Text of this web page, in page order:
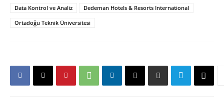
Data Kontrol ve Analiz
Dedeman Hotels & Resorts International
Ortadoğu Teknik Üniversitesi